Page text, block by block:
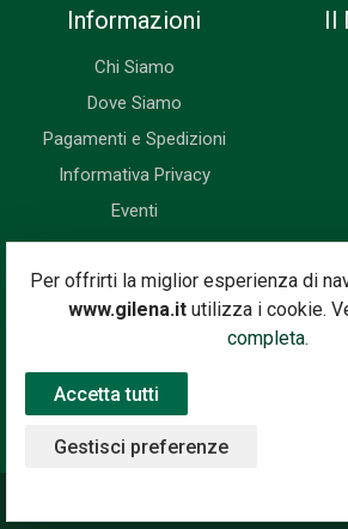
Per offrirti la miglior esperienza di
www.gilena.itutilizza i cookie.
completa.
Accetta tutti
Gestisci preferenze
Informazioni
Chi Siamo
Dove Siamo
Pagamenti e Spedizioni
Informativa Privacy
Eventi
Il
Newsletter
Iscriviti subito alla nostra newsletter.
novità, le offerte, i prossimi
Indirizzo Email